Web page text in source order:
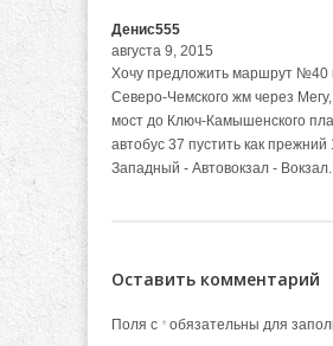
Денис555
августа 9, 2015
Хочу предложить маршрут №40
Северо-Чемского жм через Мегу,
мост до Ключ-Камышенского
автобус 37 пустить как прежний
Западный - Автовокзал - Вокзал.
Оставить комментарий
Поля с *обязательны для